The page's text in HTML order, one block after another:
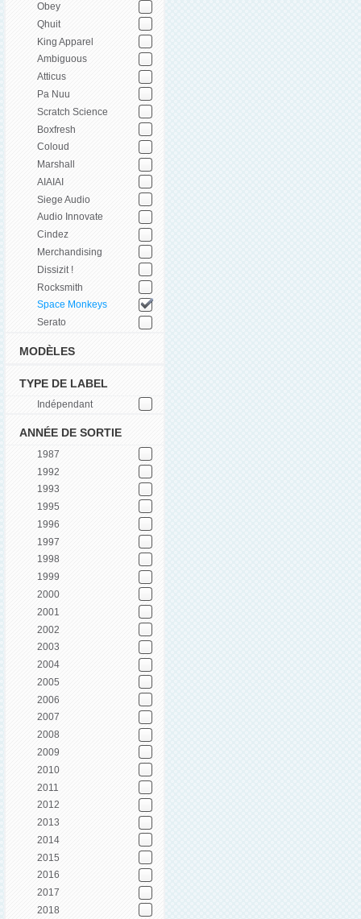
Obey
Qhuit
King Apparel
Ambiguous
Atticus
Pa Nuu
Scratch Science
Boxfresh
Coloud
Marshall
AIAIAI
Siege Audio
Audio Innovate
Cindez
Merchandising
Dissizit !
Rocksmith
Space Monkeys
Serato
MODÈLES
TYPE DE LABEL
Indépendant
ANNÉE DE SORTIE
1987
1992
1993
1995
1996
1997
1998
1999
2000
2001
2002
2003
2004
2005
2006
2007
2008
2009
2010
2011
2012
2013
2014
2015
2016
2017
2018